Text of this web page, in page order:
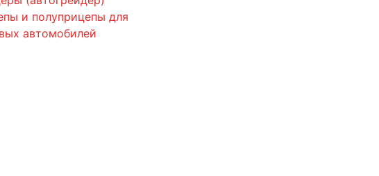
и полуприцепы для
автомобилей